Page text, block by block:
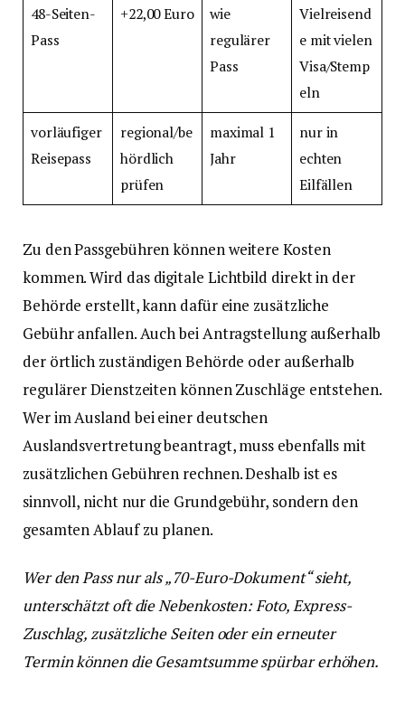
48-Seiten-
Pass
+22,00 Euro
wie
regulärer
Pass
Vielreisend
e mit vielen
Visa/Stemp
eln
vorläufiger
Reisepass
regional/be
hördlich
prüfen
maximal 1
Jahr
nur in
echten
Eilfällen
Zu den Passgebühren können weitere Kosten
kommen. Wird das digitale Lichtbild direkt in der
Behörde erstellt, kann dafür eine zusätzliche
Gebühr anfallen. Auch bei Antragstellung außerhalb
der örtlich zuständigen Behörde oder außerhalb
regulärer Dienstzeiten können Zuschläge entstehen.
Wer im Ausland bei einer deutschen
Auslandsvertretung beantragt, muss ebenfalls mit
zusätzlichen Gebühren rechnen. Deshalb ist es
sinnvoll, nicht nur die Grundgebühr, sondern den
gesamten Ablauf zu planen.
Wer den Pass nur als „70-Euro-Dokument“ sieht,
unterschätzt oft die Nebenkosten: Foto, Express-
Zuschlag, zusätzliche Seiten oder ein erneuter
Termin können die Gesamtsumme spürbar erhöhen.